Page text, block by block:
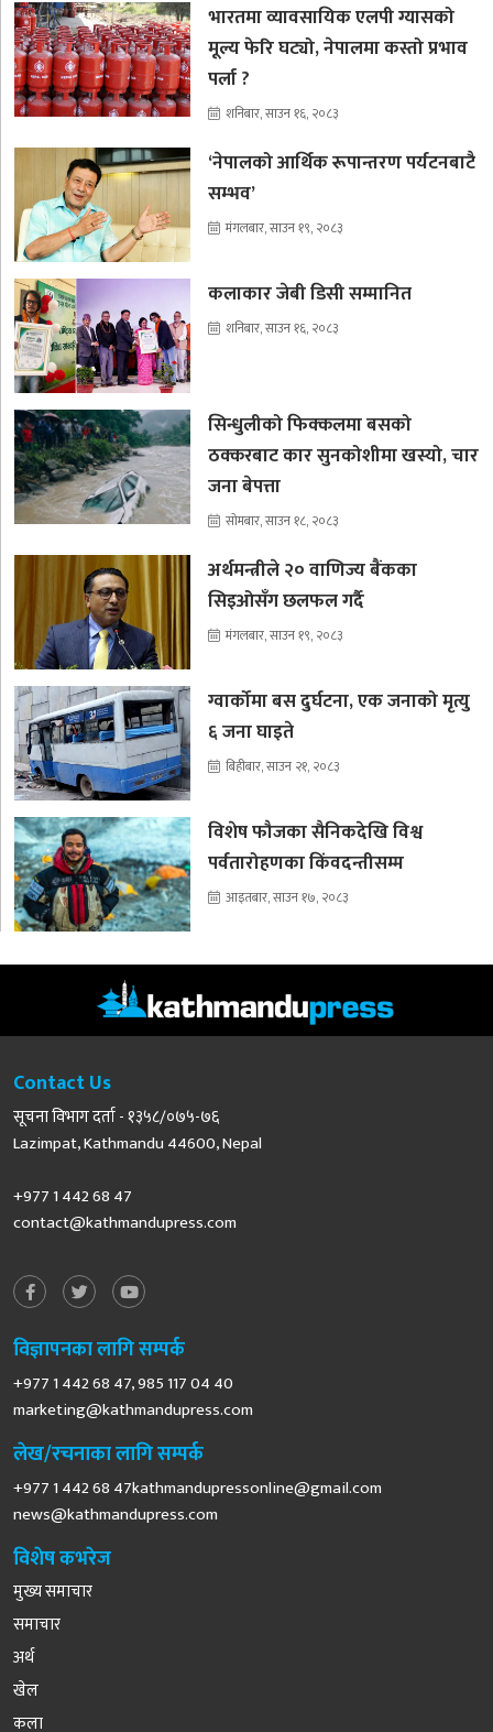
भारतमा व्यावसायिक एलपी ग्यासको
मूल्य फेरि घट्यो, नेपालमा कस्तो प्रभाव
पर्ला ?
शनिबार, साउन १६, २०८३
‘नेपालको आर्थिक रूपान्तरण पर्यटनबाटै
सम्भव’
मंगलबार, साउन १९, २०८३
कलाकार जेबी डिसी सम्मानित
शनिबार, साउन १६, २०८३
सिन्धुलीको फिक्कलमा बसको
ठक्करबाट कार सुनकोशीमा खस्यो, चार
जना बेपत्ता
सोमबार, साउन १८, २०८३
अर्थमन्त्रीले २० वाणिज्य बैंकका
सिइओसँग छलफल गर्दै
मंगलबार, साउन १९, २०८३
ग्वार्कोमा बस दुर्घटना, एक जनाको मृत्यु
६ जना घाइते
बिहीबार, साउन २१, २०८३
विशेष फौजका सैनिकदेखि विश्व
पर्वतारोहणका किंवदन्तीसम्म
आइतबार, साउन १७, २०८३
Contact Us
सूचना विभाग दर्ता - १३५८/०७५-७६
Lazimpat, Kathmandu 44600, Nepal
+977 1 442 68 47
contact@kathmandupress.com
विज्ञापनका लागि सम्पर्क
+977 1 442 68 47, 985 117 04 40
marketing@kathmandupress.com
लेख/रचनाका लागि सम्पर्क
+977 1 442 68 47kathmandupressonline@gmail.com
news@kathmandupress.com
विशेष कभरेज
मुख्य समाचार
समाचार
अर्थ
खेल
कला